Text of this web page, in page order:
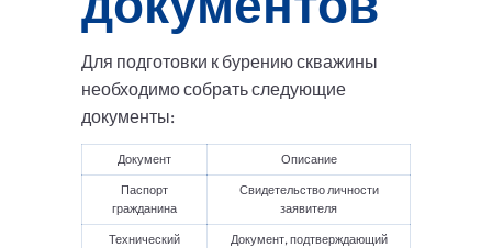
Для подготовки к бурению скважины
необходимо собрать следующие
документы:
Документ
Описание
Паспорт
гражданина
Свидетельство личности
заявителя
Технический
Документ, подтверждающий